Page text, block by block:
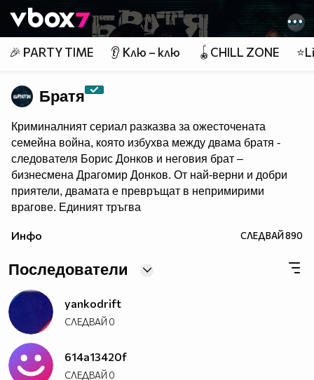
👾
🎉 PARTY TIME 👂 Клю – клю 🪀CHILL ZONE
Братя
Криминалният сериал разказва за ожесточената
семейна война, която избухва между двама братя -
следователя Борис Донков и неговия брат –
бизнесмена Драгомир Донков. От най-верни и добри
приятели, двамата е превръщат в непримирими
врагове. Единият тръгва
се спре пред нищо, за да достигне до истината.
Инфо СЛЕДВАЙ890
Последователи
yankodrift
СЛЕДВАЙ 0
614a13420f
СЛЕДВАЙ 0